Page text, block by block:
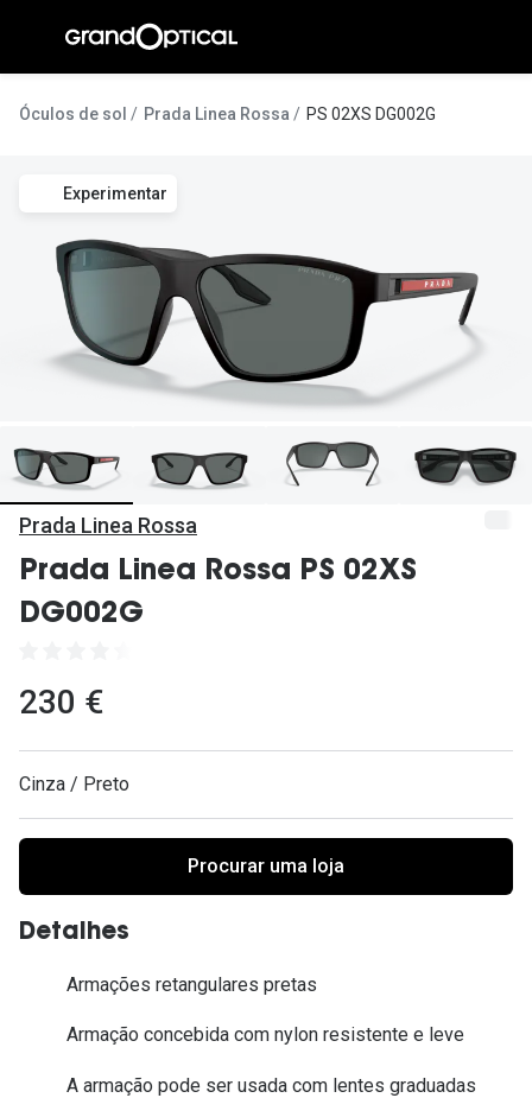
conteúdo
Pedro
Marta
Inês
Óculos de sol Prada Linea Rossa PS 02XS DG002G
Experimentar
Prada Linea Rossa
Prada Linea Rossa PS 02XS
DG002G
230 €
Cinza / Preto
Procurar uma loja
Detalhes
Armações retangulares pretas
Armação concebida com nylon resistente e leve
A armação pode ser usada com lentes graduadas